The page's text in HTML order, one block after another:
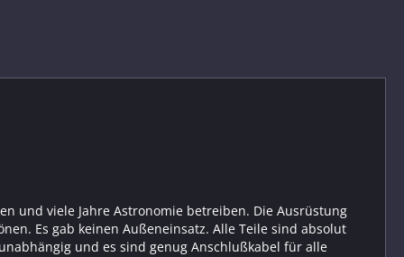
und viele Jahre Astronomie betreiben. Die Ausrüstung
Es gab keinen Außeneinsatz. Alle Teile sind absolut
und es sind genug Anschlußkabel für alle